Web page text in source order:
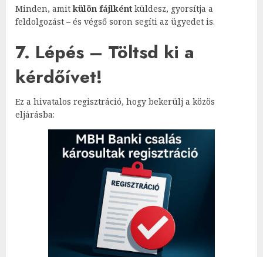
Minden, amitkülön fájlként küldesz, gyorsítja a
feldolgozást – és végső soron segíti az ügyedet is.
7. Lépés – Töltsd ki a
kérdőívet!
Ez a hivatalos regisztráció, hogy bekerülj a közös
eljárásba: